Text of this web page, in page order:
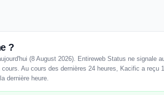
?
(8 August 2026). Entireweb Status ne signale
Au cours des dernières 24 heures, Kacific a reçu
dernière heure.